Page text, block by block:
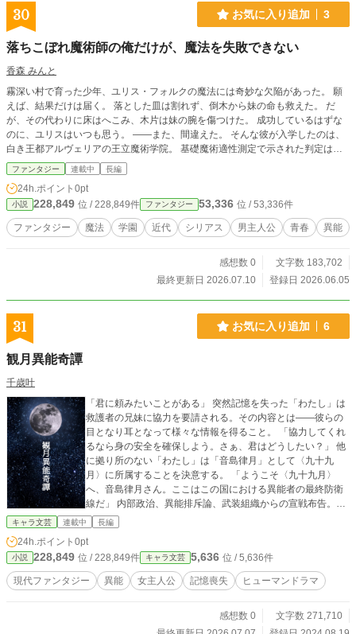
知識を駆使して、魔界から襲いかかってくる魔族と戦う。 選ばれし、7人のヒー
ロー達と共に。 努力知らずでのし上がってきたカズマは、 魔族達の前でのたう
ち出来ず、 自分の無力さを悟った。 努力をする必要性を感じて、仲間や地球の
為に更なるパワーアップを目指す。 やがて、他者を思いやる気持ちが芽生え
て…… そして、闇の魔族『 ダークナイト』と光の魔族『 アークナイト』の真相
と、自分の前世について知る事になり…… 選ばれしヒーロー達と、闇の魔族の
バトルロワイヤルが今、開幕するー！！ ※現代ファンタジーですが、現実的な
日本とは雰囲気や法律が異なる世界観です。
30 お気に入り追加 3
落ちこぼれ魔術師の俺だけが、魔法を失敗できない
香森 みんと
霧深い村で育った少年、ユリス・フォルクの魔法には奇妙な欠陥があった。 願
えば、結果だけは届く。 落とした皿は割れず、倒木から妹の命も救えた。 だ
が、その代わりに床はへこみ、木片は妹の腕を傷つけた。 成功しているはずな
のに、ユリスはいつも思う。 ――また、間違えた。 そんな彼が入学したのは、
白き王都アルヴェリアの王立魔術学院。 基礎魔術適性測定で示された判定は、
制御も理論も下位。 けれど、失敗率はゼロ。 落ちこぼれのはずなのに、絶対に
失敗できない少年の異常に、結界術師の少女セリア・ノルフェインが気づく。
これは、結果だけ成功してしまう少年が、本当の意味で自分の魔法を手に入れる
物語。
ファンタジー 連載中 長編
24h.ポイント 0pt
小説 228,849 位 / 228,849件 ファンタジー 53,336 位 / 53,336件
ファンタジー 魔法 学園 近代 シリアス 男主人公 青春 異能
感想数 0
文字数 183,702
最終更新日 2026.07.10
登録日 2026.06.05
31 お気に入り追加 6
観月異能奇譚
千歳叶
「君に頼みたいことがある」 突然記憶を失った「わたし」は
救護者の兄妹に協力を要請される。その内容とは――彼らの
目となり耳となって様々な情報を得ること。 「協力してくれ
るなら身の安全を確保しよう。さぁ、君はどうしたい？」 他
に拠り所のない「わたし」は「音島律月」として〈九十九
月〉に所属することを決意する。 「ようこそ〈九十九月〉
へ、音島律月さん。ここはこの国における異能者の最終防衛
線だ」 内部政治、異能排斥論、武装組織からの宣戦布告。内
外に無数の爆弾を抱えた〈異能者の最終防衛線〉にて、律月
律月は何を失い何を得るのか。 ―――――――― 不定期更
新。 ※レイティングを設定する(R15相当)ほどではありませ
んが、人によっては残酷と感じられるシーン・戦闘シーンが
あります。ご了承ください。 ※小説家になろうにも同じ内容
キャラ文芸 連載中 長編
24h.ポイント 0pt
小説 228,849 位 / 228,849件 キャラ文芸 5,636 位 / 5,636件
現代ファンタジー 異能 女主人公 記憶喪失 ヒューマンドラマ
感想数 0
文字数 271,710